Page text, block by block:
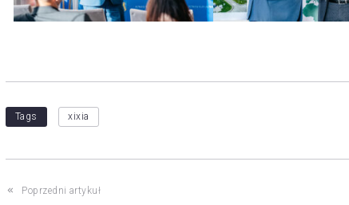
Tags xixia
Poprzedni artykuł